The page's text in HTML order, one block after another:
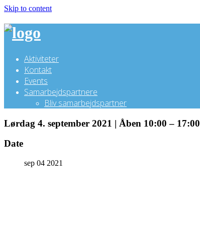
Skip to content
Aktiviteter
Kontakt
Events
Samarbejdspartnere
Bliv samarbejdspartner
Lørdag 4. september 2021 | Åben 10:00 – 17:00
Date
sep 04 2021